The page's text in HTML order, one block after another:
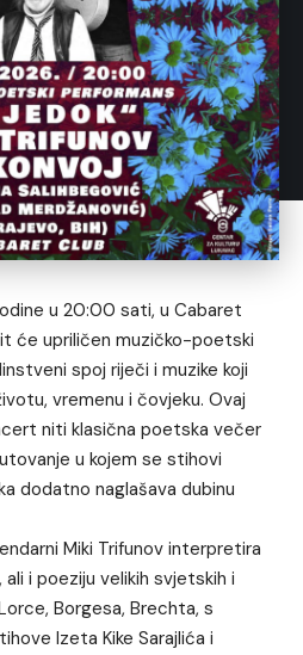
u 20:00 sati, u Cabaret
će upriličen muzičko-poetski
spoj riječi i muzike koji
vremenu i čovjeku. Ovaj
niti klasična poetska večer
u kojem se stihovi
dodatno naglašava dubinu
Miki Trifunov interpretira
i poeziju velikih svjetskih i
Borgesa, Brechta, s
Izeta Kike Sarajlića i